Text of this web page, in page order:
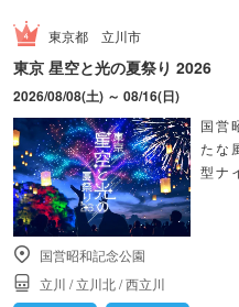
東京都 立川市
東京 星空と光の夏祭り 2026
2026/08/08(土) ～ 08/16(日)
国営
たな
型ナ
国営昭和記念公園
立川 /立川北/西立川